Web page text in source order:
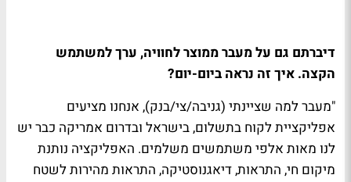
דיברתם גם על מעבר ממוצר לחוויה, ערך למשתמש
הקצה. איך זה נראה ביום-יום?
"מעבר למה שציינתי (גניבה/צי/בנק), אנחנו מציעים
אפליקציית לקוח בתשלום, בישראל ובדרום אמריקה כבר יש
לנו מאות אלפי משתמשים משלמים. האפליקציה נותנת
מיקום חי, התראות, דיאגנוסטיקה, התראות מהירות לשטח